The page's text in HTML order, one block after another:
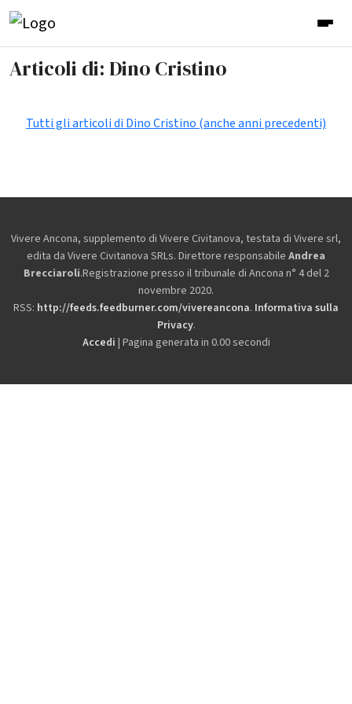
Articoli di: Dino Cristino
Tutti gli articoli di Dino Cristino (anche anni precedenti)
Vivere Ancona, supplemento di Vivere Civitanova, testata di Vivere srl,
edita da Vivere Civitanova SRLs. Direttore responsabile Andrea
Brecciaroli.Registrazione presso il tribunale di Ancona n° 4 del 2
novembre 2020.
RSS: http://feeds.feedburner.com/vivereancona. Informativa sulla
Privacy.
Accedi | Pagina generata in 0.00 secondi